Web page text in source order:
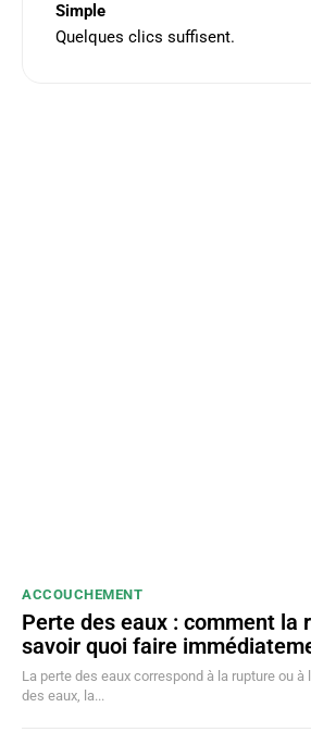
Simple
Quelques clics suffisent.
ACCOUCHEMENT
Perte des eaux : comment la
savoir quoi faire
La perte des eaux correspond à la rupture ou
des eaux, la...